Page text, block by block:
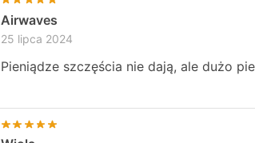
Airwaves
25 lipca 2024
Pieniądze szczęścia nie dają, ale dużo